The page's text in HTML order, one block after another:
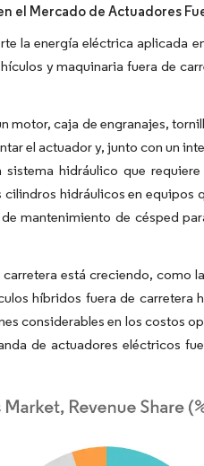
el Mercado de Actuadores
la energía eléctrica aplicada
y maquinaria fuera de
motor, caja de engranajes,
el actuador y, junto con un
hidráulico que
hidráulicos en
mantenimiento de césped
está creciendo, como
híbridos fuera de
considerables en los costos
de actuadores eléctricos